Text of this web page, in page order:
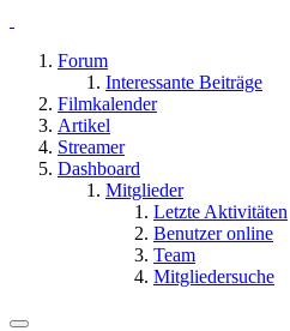
Forum
Interessante Beiträge
Filmkalender
Artikel
Streamer
Dashboard
Mitglieder
Letzte Aktivitäten
Benutzer online
Team
Mitgliedersuche